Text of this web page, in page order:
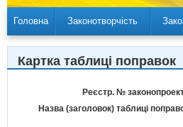
Головна Законотворчість
Картка таблиці поправок
Реєстр. №
Назва (заголовок) таблиці